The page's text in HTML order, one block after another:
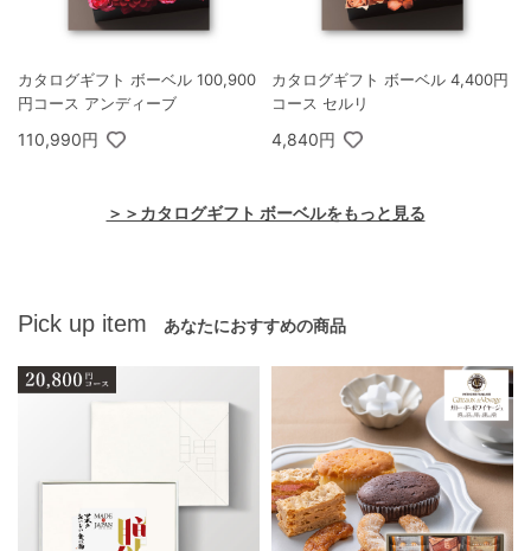
カタログギフト ボーベル 100,900
円コース アンディーブ
110,990円
カタログギフト ボーベル 4,400円
コース セルリ
4,840円
＞＞カタログギフト ボーベルをもっと見る
Pick up item あなたにおすすめの商品